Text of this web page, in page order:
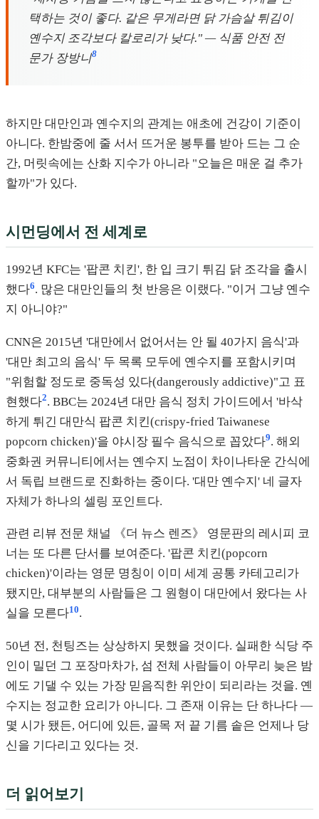
택하는 것이 좋다. 같은 무게라면 닭 가슴살 튀김이
옌수지 조각보다 칼로리가 낮다." — 식품 안전 전
문가 장방니8
하지만 대만인과 옌수지의 관계는 애초에 건강이 기준이
아니다. 한밤중에 줄 서서 뜨거운 봉투를 받아 드는 그 순
간, 머릿속에는 산화 지수가 아니라 "오늘은 매운 걸 추가
할까"가 있다.
시먼딩에서 전 세계로
1992년 KFC는 '팝콘 치킨', 한 입 크기 튀김 닭 조각을 출시
했다6. 많은 대만인들의 첫 반응은 이랬다. "이거 그냥 옌수
지 아니야?"
CNN은 2015년 '대만에서 없어서는 안 될 40가지 음식'과
'대만 최고의 음식' 두 목록 모두에 옌수지를 포함시키며
"위험할 정도로 중독성 있다(dangerously addictive)"고 표
현했다2. BBC는 2024년 대만 음식 정치 가이드에서 '바삭
하게 튀긴 대만식 팝콘 치킨(crispy-fried Taiwanese
popcorn chicken)'을 야시장 필수 음식으로 꼽았다9. 해외
중화권 커뮤니티에서는 옌수지 노점이 차이나타운 간식에
서 독립 브랜드로 진화하는 중이다. '대만 옌수지' 네 글자
자체가 하나의 셀링 포인트다.
관련 리뷰 전문 채널 《더 뉴스 렌즈》 영문판의 레시피 코
너는 또 다른 단서를 보여준다. '팝콘 치킨(popcorn
chicken)'이라는 영문 명칭이 이미 세계 공통 카테고리가
됐지만, 대부분의 사람들은 그 원형이 대만에서 왔다는 사
실을 모른다10.
50년 전, 천팅즈는 상상하지 못했을 것이다. 실패한 식당 주
인이 밀던 그 포장마차가, 섬 전체 사람들이 아무리 늦은 밤
에도 기댈 수 있는 가장 믿음직한 위안이 되리라는 것을. 옌
수지는 정교한 요리가 아니다. 그 존재 이유는 단 하나다 —
몇 시가 됐든, 어디에 있든, 골목 저 끝 기름 솥은 언제나 당
신을 기다리고 있다는 것.
더 읽어보기